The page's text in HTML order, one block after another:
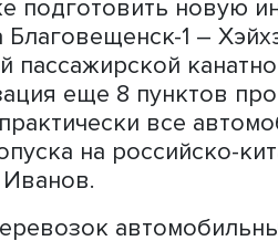
модернизация
его
полос – до
пунктов
Суйфэньхэ.
(750 ТС в